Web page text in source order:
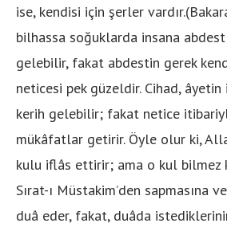
ise, kendisi için şerler
bilhassa soğuklarda insana
gelebilir, fakat abdestin gerek
neticesi pek güzeldir. Cihad,
kerih gelebilir; fakat netice
mükâfatlar getirir. Öyle olur ki,
kulu iflâs ettirir; ama o kul bilmez
Sırat-ı Müstakim’den sapmasına
duâ eder, fakat, duâda